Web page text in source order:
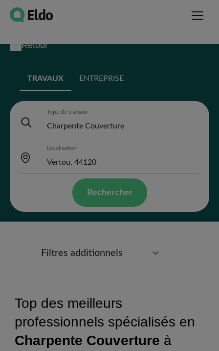
Retour
TRAVAUX ENTREPRISE
Type de travaux
Localisation
Rechercher
Filtres additionnels
Top des meilleurs
professionnels spécialisés en
Charpente Couverture à